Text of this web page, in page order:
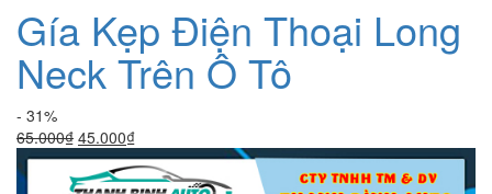
Gía Kẹp Điện Thoại Long
Neck Trên Ô Tô
- 31%
65.000₫ Giá
gốc
là:
45.000₫Giá
hiện
tại